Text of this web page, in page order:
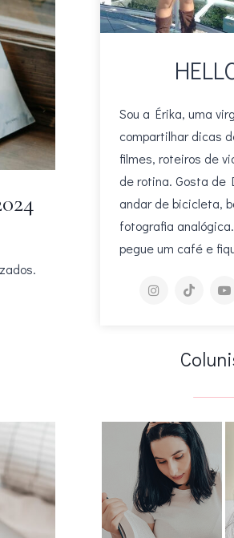
Sou a Érika, uma
compartilhar dicas
filmes, roteiros de
de rotina. Gosta de
andar de bicicleta,
fotografia
pegue um café e